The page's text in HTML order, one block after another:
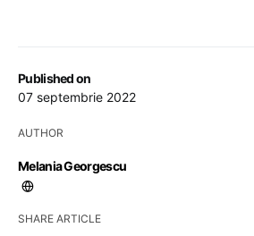
Published on
07 septembrie 2022
AUTHOR
Melania Georgescu
SHARE ARTICLE